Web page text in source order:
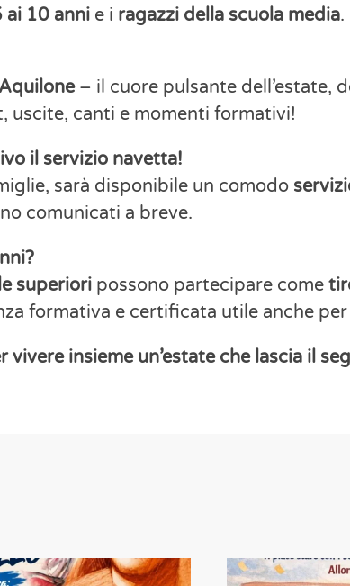
ai 10 annie i ragazzi della scuola media.
– il cuore pulsante dell’estate,
uscite, canti e momenti formativi!
il servizio navetta!
sarà disponibile un comodo
comunicati a breve.
superioripossono partecipare come
formativa e certificata utile anche
vivere insieme un’estate che lascia il